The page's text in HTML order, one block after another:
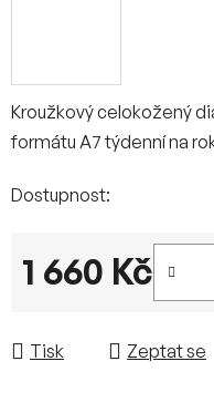
Kroužkový celokožený
formátu A7 týdenní na
Dostupnost
1 660 Kč
Tisk Zeptat se